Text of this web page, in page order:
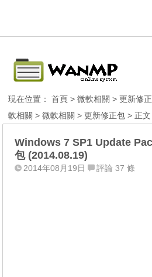
現在位置：首頁 >微軟相關 >更新修
軟相關 >微軟相關 >更新修正包 > 正文
Windows 7 SP1 Update
包 (2014.08.19)
2014年08月19日 評論 37 條